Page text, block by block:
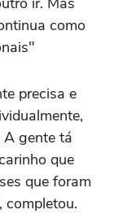
como
precisa e
A gente tá
que
que foram
completou.